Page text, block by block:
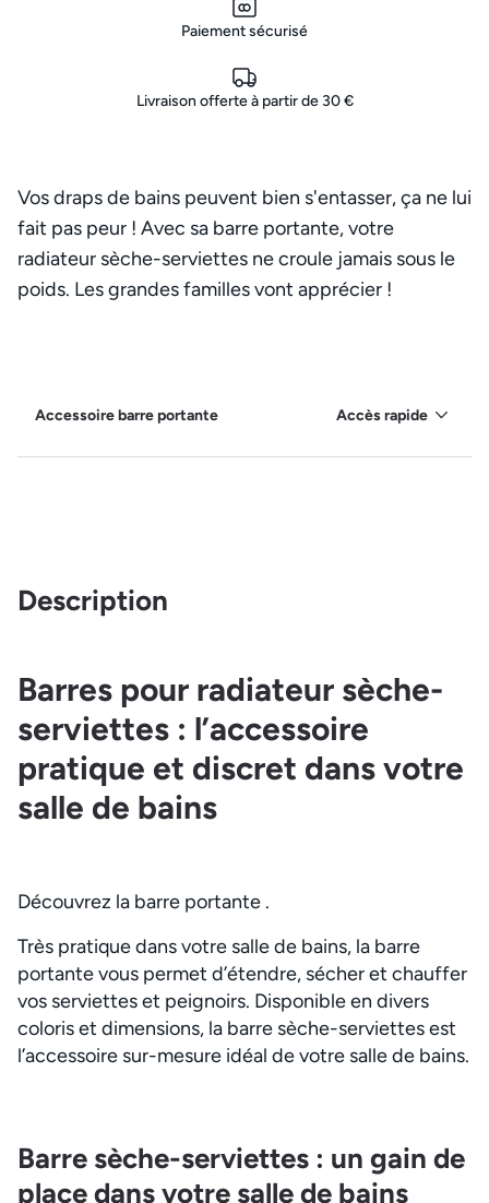
Paiement sécurisé
Livraison offerte à partir de 30 €
Vos draps de bains peuvent bien s'entasser, ça ne lui
fait pas peur ! Avec sa barre portante, votre
radiateur sèche-serviettes ne croule jamais sous le
poids. Les grandes familles vont apprécier !
Accessoire barre portante Accès rapide
Description
Barres pour radiateur sèche-
serviettes : l’accessoire
pratique et discret dans votre
salle de bains
Découvrez la barre portante .
Très pratique dans votre salle de bains, la barre
portante vous permet d’étendre, sécher et chauffer
vos serviettes et peignoirs. Disponible en divers
coloris et dimensions, la barre sèche-serviettes est
l’accessoire sur-mesure idéal de votre salle de bains.
Barre sèche-serviettes : un gain de
place dans votre salle de bains